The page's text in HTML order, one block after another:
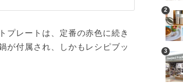
プレートは、定番の赤色に続き
が付属され、しかもレシピブッ
2
3